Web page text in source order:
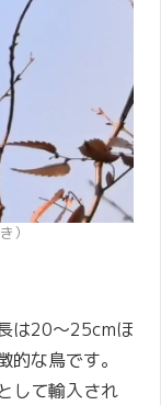
）
は20～25cmほ
な鳥です。
して輸入され